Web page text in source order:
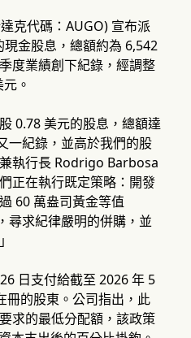
克代碼：AUGO) 宣布派
金股息，總額約為 6,542
度業績創下紀錄，經調整
。
0.78 美元的股息，總額達
一紀錄，並高於我們的股
執行長 Rodrigo Barbosa
正在執行既定策略：開發
60 萬盎司黃金等值
尋求紀律嚴明的併購，並
日支付給截至 2026 年 5
冊的股東。公司指出，此
求的最低分配額，該政策